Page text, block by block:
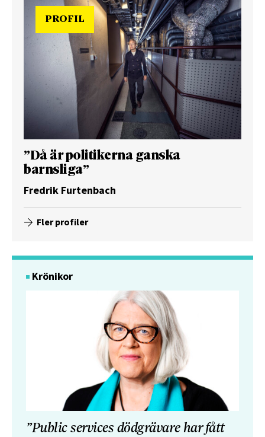
PROFIL
”Då är politikerna ganska
barnsliga”
Fredrik Furtenbach
Fler profiler
Krönikor
”Public services dödgrävare har fått